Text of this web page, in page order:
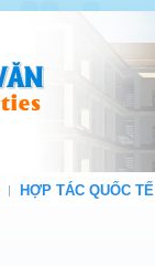
HỢP TÁC QUỐC TẾ